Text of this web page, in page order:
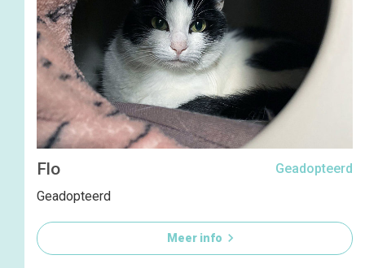
Flo
Geadopteerd
Geadopteerd
Meer info 